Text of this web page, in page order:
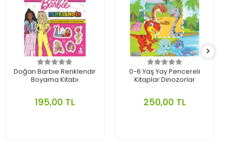
Doğan Barbıe Renklendir
Boyama Kitabı
195,00 TL
0-6 Yaş Yay Pencereli
Kitaplar Dinozorlar
250,00 TL